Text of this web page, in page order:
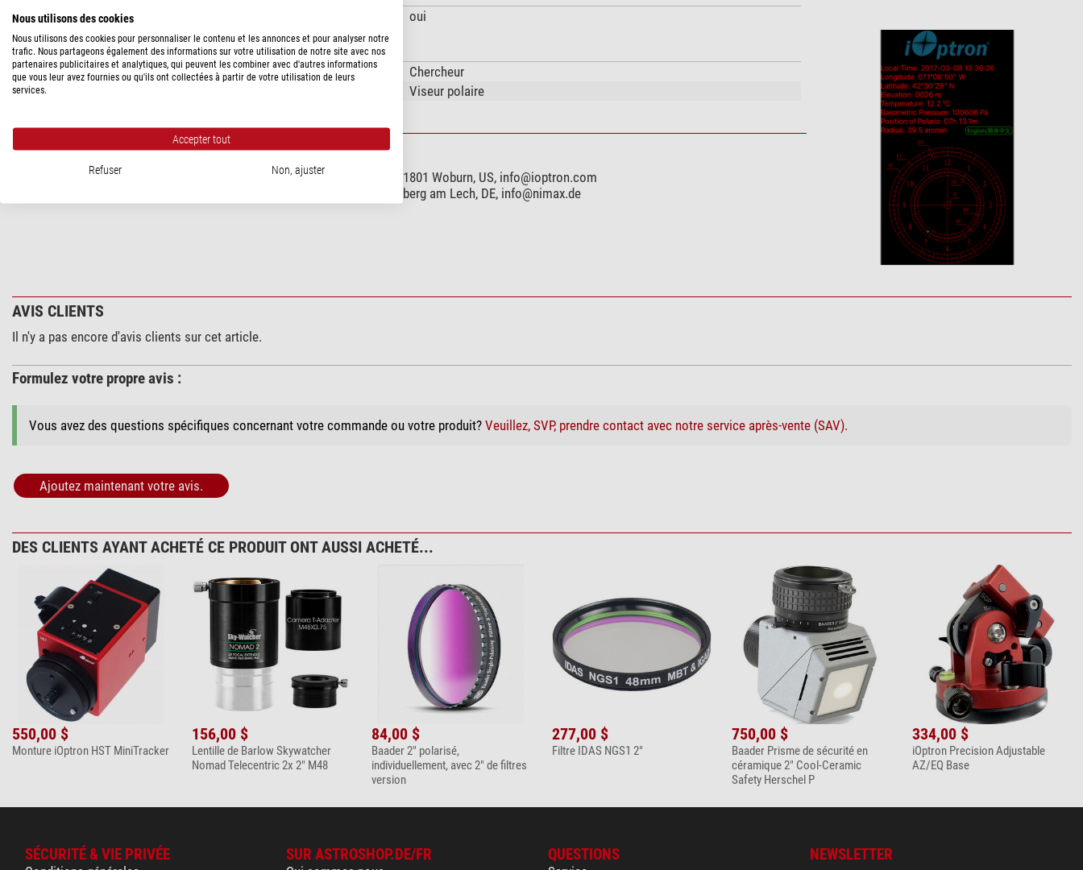
Éclairé
oui
Données générales
Type
Chercheur
Type de construction
Viseur polaire
SÉCURITÉ DES PRODUITS
iOptron Corporation - Air Freight Orders, 1 Merrill Street, MA 01801 Woburn, US, info@ioptron.com
NIMAX GmbH, Otto-Lilienthal-Str. 9, 86899 Landsberg am Lech, DE, info@nimax.de
AVIS CLIENTS
Il n'y a pas encore d'avis clients sur cet article.
Formulez votre propre avis :
Vous avez des questions spécifiques concernant votre commande ou votre produit? Veuillez, SVP, prendre contact avec notre service après-vente (SAV).
Ajoutez maintenant votre avis.
DES CLIENTS AYANT ACHETÉ CE PRODUIT ONT AUSSI ACHETÉ...
550,00 $
Monture iOptron HST MiniTracker
156,00 $
Lentille de Barlow Skywatcher
Nomad Telecentric 2x 2" M48
84,00 $
Baader 2" polarisé,
individuellement, avec 2" de filtres
version
277,00 $
Filtre IDAS NGS1 2"
750,00 $
Baader Prisme de sécurité en
céramique 2" Cool-Ceramic
Safety Herschel P
334,00 $
iOptron Precision Adjustable
AZ/EQ Base
SÉCURITÉ & VIE PRIVÉE SUR ASTROSHOP.DE/FR QUESTIONS NEWSLETTER
Nous utilisons des cookies
Nous utilisons des cookies pour personnaliser le contenu et les annonces et pour analyser notre
trafic. Nous partageons également des informations sur votre utilisation de notre site avec nos
partenaires publicitaires et analytiques, qui peuvent les combiner avec d'autres informations
que vous leur avez fournies ou qu'ils ont collectées à partir de votre utilisation de leurs
services.
Accepter tout
Refuser Non, ajuster